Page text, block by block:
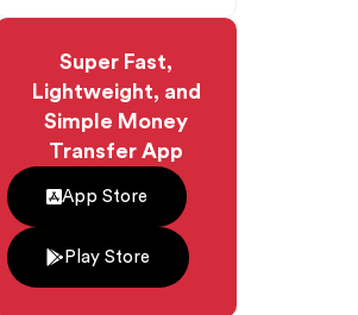
Super Fast,
Lightweight, and
Simple Money
Transfer App
App Store
Play Store